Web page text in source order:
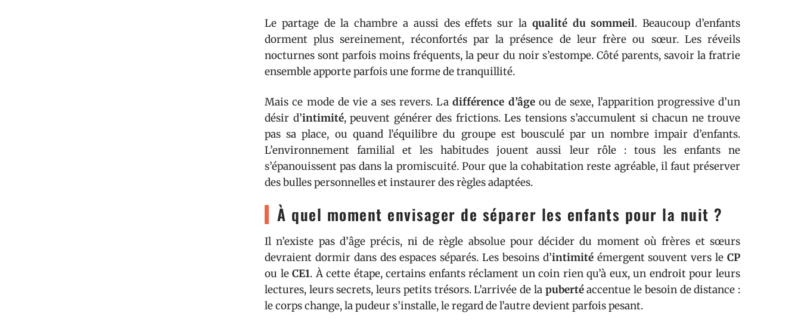
Le partage de la chambre a aussi des effets sur la qualité du sommeil. Beaucoup d’enfants
dorment plus sereinement, réconfortés par la présence de leur frère ou sœur. Les réveils
nocturnes sont parfois moins fréquents, la peur du noir s’estompe. Côté parents, savoir la fratrie
ensemble apporte parfois une forme de tranquillité.
Mais ce mode de vie a ses revers. Ladifférence d’âgeou de sexe, l’apparition progressive d’un
désir d’intimité, peuvent générer des frictions. Les tensions s’accumulent si chacun ne trouve
pas sa place, ou quand l’équilibre du groupe est bousculé par un nombre impair d’enfants.
L’environnement familial et les habitudes jouent aussi leur rôle : tous les enfants ne
s’épanouissent pas dans la promiscuité. Pour que la cohabitation reste agréable, il faut préserver
des bulles personnelles et instaurer des règles adaptées.
À quel moment envisager de séparer les enfants pour la nuit ?
Il n’existe pas d’âge précis, ni de règle absolue pour décider du moment où frères et sœurs
devraient dormir dans des espaces séparés. Les besoins d’intimitéémergent souvent vers leCP
ou leCE1. À cette étape, certains enfants réclament un coin rien qu’à eux, un endroit pour leurs
lectures, leurs secrets, leurs petits trésors. L’arrivée de la pubertéaccentue le besoin de distance :
le corps change, la pudeur s’installe, le regard de l’autre devient parfois pesant.